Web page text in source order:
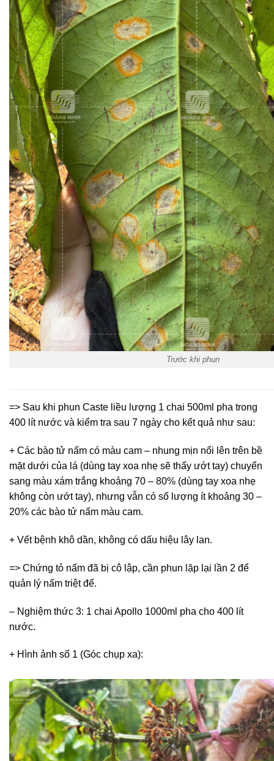
Trước khi phun
=> Sau khi phun Caste liều lượng 1 chai 500ml pha trong
400 lít nước và kiểm tra sau 7 ngày cho kết quả như sau:
+ Các bào tử nấm có màu cam – nhung mịn nổi lên trên bề
mặt dưới của lá (dùng tay xoa nhẹ sẽ thấy ướt tay) chuyển
sang màu xám trắng khoảng 70 – 80% (dùng tay xoa nhẹ
không còn ướt tay), nhưng vẫn có số lượng ít khoảng 30 –
20% các bào tử nấm màu cam.
+ Vết bệnh khô dần, không có dấu hiệu lây lan.
=> Chứng tỏ nấm đã bị cô lập, cần phun lặp lại lần 2 để
quản lý nấm triệt để.
– Nghiệm thức 3: 1 chai Apollo 1000ml pha cho 400 lít
nước.
+ Hình ảnh số 1 (Góc chụp xa):